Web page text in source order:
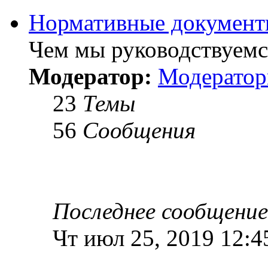
Нормативные
Чем мы
Модератор:
23 Темы
56 Сообщения
Последнее сообщение
Чт июл 25, 2019